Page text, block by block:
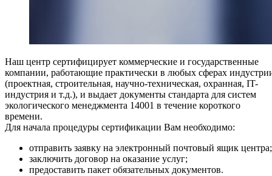
Наш центр сертифицирует коммерческие и государственные
компании, работающие практически в любых сферах
(проектная, строительная, научно-техническая, охранная, IT-
индустрия и т.д.), и выдает документы стандарта для систем
экологического менеджмента 14001 в течение короткого
времени.
Для начала процедуры сертификации Вам необходимо:
отправить заявку на электронный почтовый ящик центра;
заключить договор на оказание услуг;
предоставить пакет обязательных документов.